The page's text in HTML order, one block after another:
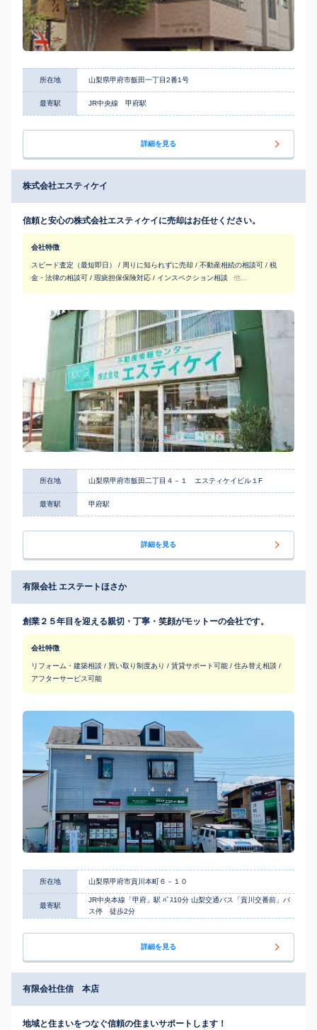
所在地 山梨県甲府市飯田一丁目2番1号
最寄駅 JR中央線 甲府駅
詳細を見る
株式会社エスティケイ
信頼と安心の株式会社エスティケイに売却はお任せください。
会社特徴
スピード査定（最短即日） / 周りに知られずに売却 / 不動産相続の相談可 / 税
金・法律の相談可 / 瑕疵担保保険対応 / インスペクション相談
他...
所在地 山梨県甲府市飯田二丁目４－１ エスティケイビル１F
最寄駅 甲府駅
詳細を見る
有限会社 エステートほさか
創業２５年目を迎える親切・丁寧・笑顔がモットーの会社です。
会社特徴
リフォーム・建築相談 / 買い取り制度あり / 賃貸サポート可能 / 住み替え相談 /
アフターサービス可能
所在地 山梨県甲府市貢川本町６－１０
最寄駅
JR中央本線「甲府」駅 ﾊﾞｽ10分 山梨交通バス「貢川交番前」バ
ス停 徒歩2分
詳細を見る
有限会社住信 本店
地域と住まいをつなぐ信頼の住まいサポートします！